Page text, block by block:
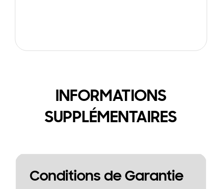
INFORMATIONS
SUPPLÉMENTAIRES
Conditions de Garantie